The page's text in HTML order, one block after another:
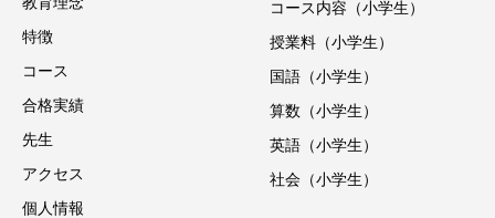
特徴
コース
合格実績
先生
アクセス
個人情報
コース内容（小学生）
授業料（小学生）
国語（小学生）
算数（小学生）
英語（小学生）
社会（小学生）